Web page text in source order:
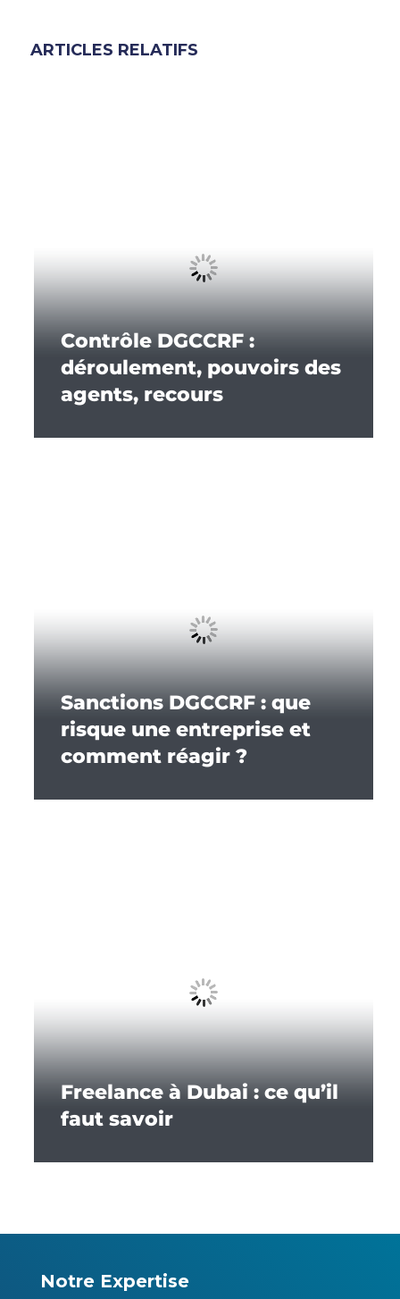
ARTICLES RELATIFS
Contrôle DGCCRF :
déroulement, pouvoirs des
agents, recours
Sanctions DGCCRF : que
risque une entreprise et
comment réagir ?
Freelance à Dubai : ce qu’il
faut savoir
Notre Expertise